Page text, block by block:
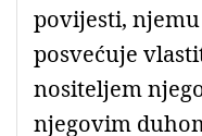
povijesti,
posvećuje
nositeljem
njegovim